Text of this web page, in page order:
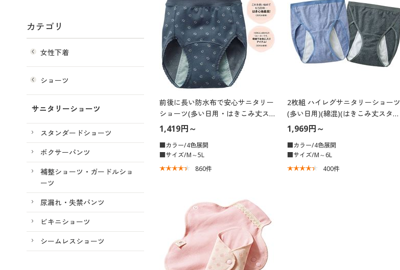
前後に長い防水布で安心サニタリー
ショーツ(多い日用・はきこみ丈スタ
ンダード)
1,419円～
■カラー/4色展開
■サイズ/M～5L
860件
2枚組 ハイレグサニタリーショーツ
(多い日用)(綿混)(はきこみ丈スタン
ダード)
1,969円～
■カラー/4色展開
■サイズ/M～6L
400件
カテゴリ
女性下着
ショーツ
サニタリーショーツ
スタンダードショーツ
ボクサーパンツ
補整ショーツ・ガードルショ
ーツ
尿漏れ・失禁パンツ
ビキニショーツ
シームレスショーツ